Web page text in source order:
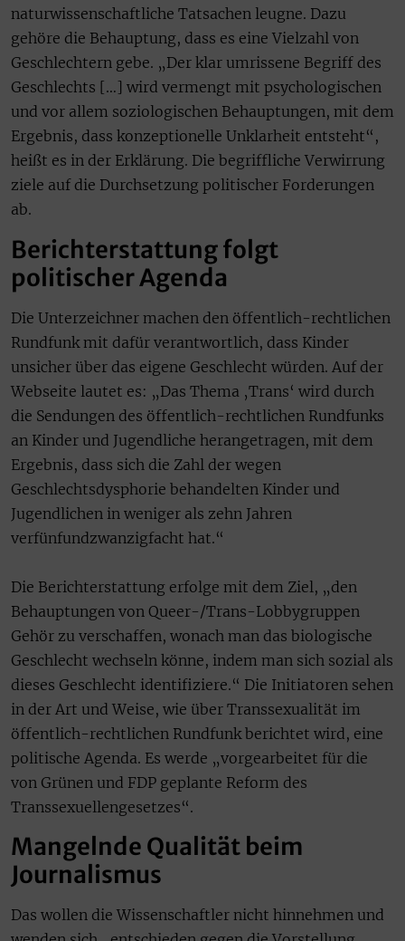
naturwissenschaftliche Tatsachen leugne. Dazu
gehöre die Behauptung, dass es eine Vielzahl von
Geschlechtern gebe. „Der klar umrissene Begriff des
Geschlechts […] wird vermengt mit psychologischen
und vor allem soziologischen Behauptungen, mit dem
Ergebnis, dass konzeptionelle Unklarheit entsteht“,
heißt es in der Erklärung. Die begriffliche Verwirrung
ziele auf die Durchsetzung politischer Forderungen
ab.
Berichterstattung folgt
politischer Agenda
Die Unterzeichner machen den öffentlich-rechtlichen
Rundfunk mit dafür verantwortlich, dass Kinder
unsicher über das eigene Geschlecht würden. Auf der
Webseite lautet es: „Das Thema ‚Trans‘ wird durch
die Sendungen des öffentlich-rechtlichen Rundfunks
an Kinder und Jugendliche herangetragen, mit dem
Ergebnis, dass sich die Zahl der wegen
Geschlechtsdysphorie behandelten Kinder und
Jugendlichen in weniger als zehn Jahren
verfünfundzwanzigfacht hat.“
Die Berichterstattung erfolge mit dem Ziel, „den
Behauptungen von Queer-/Trans-Lobbygruppen
Gehör zu verschaffen, wonach man das biologische
Geschlecht wechseln könne, indem man sich sozial als
dieses Geschlecht identifiziere.“ Die Initiatoren sehen
in der Art und Weise, wie über Transsexualität im
öffentlich-rechtlichen Rundfunk berichtet wird, eine
politische Agenda. Es werde „vorgearbeitet für die
von Grünen und FDP geplante Reform des
Transsexuellengesetzes“.
Mangelnde Qualität beim
Journalismus
Das wollen die Wissenschaftler nicht hinnehmen und